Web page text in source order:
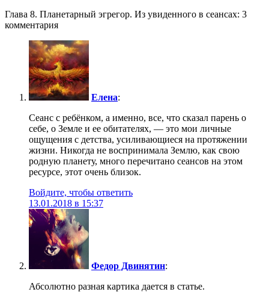
Глава 8. Планетарный эгрегор. Из увиденного в сеансах: 3
комментария
Елена:
Сеанс с ребёнком, а именно, все, что сказал парень о
себе, о Земле и ее обитателях, — это мои личные
ощущения с детства, усиливающиеся на протяжении
жизни. Никогда не воспринимала Землю, как свою
родную планету, много перечитано сеансов на этом
ресурсе, этот очень близок.
Войдите, чтобы ответить
13.01.2018 в 15:37
Федор Двинятин:
Абсолютно разная картика дается в статье.